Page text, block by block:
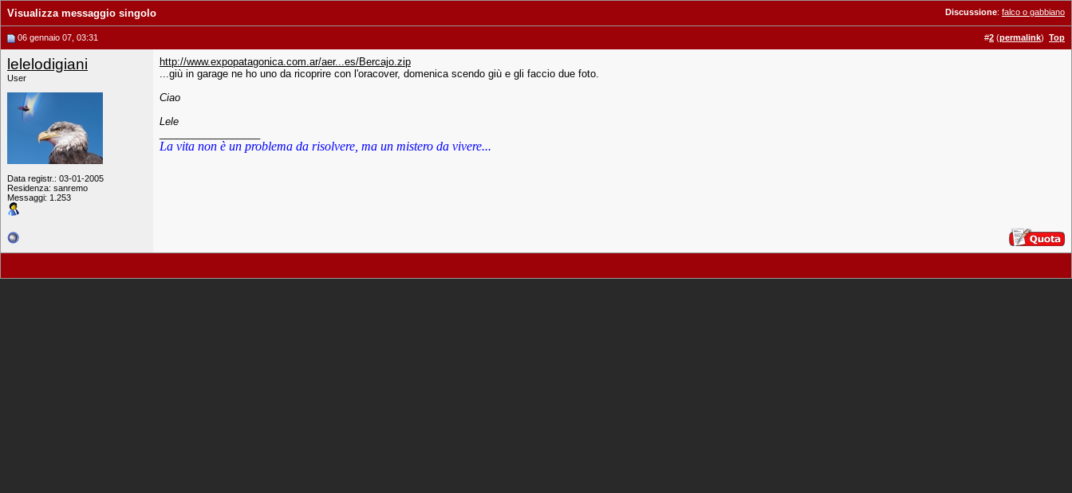
Discussione: falco o gabbiano
Visualizza messaggio singolo
06 gennaio 07, 03:31 #2 (permalink) Top
lelelodigiani
User
Data registr.: 03-01-2005
Residenza: sanremo
Messaggi: 1.253
http://www.expopatagonica.com.ar/aer...es/Bercajo.zip
...giù in garage ne ho uno da ricoprire con l'oracover, domenica scendo giù e gli faccio due foto.
Ciao
Lele
La vita non è un problema da risolvere, ma un mistero da vivere...